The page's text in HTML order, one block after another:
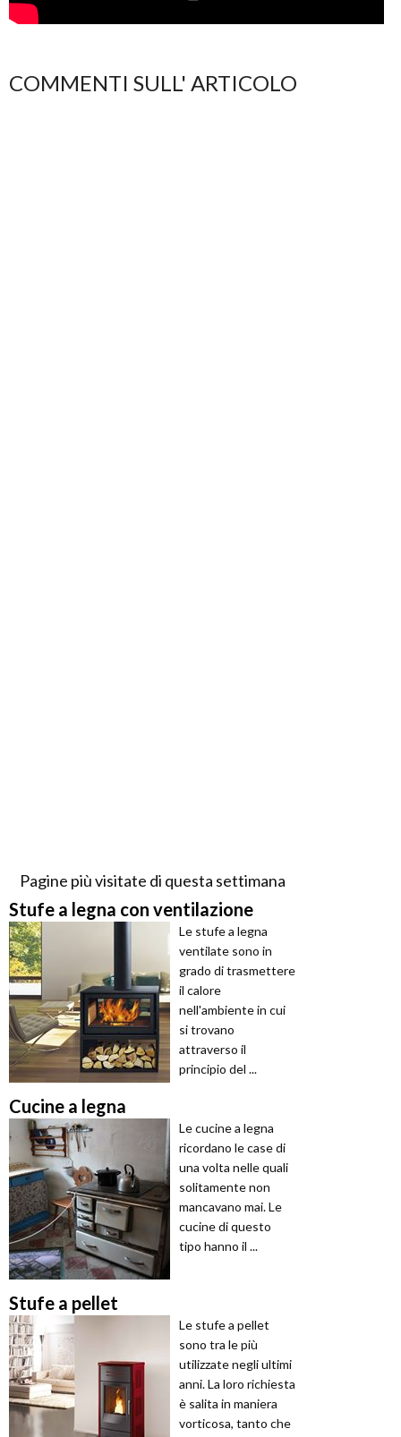
COMMENTI SULL' ARTICOLO
Pagine più visitate di questa settimana
Stufe a legna con ventilazione
Le stufe a legna
ventilate sono in
grado di trasmettere
il calore
nell'ambiente in cui
si trovano
attraverso il
principio del ...
Cucine a legna
Le cucine a legna
ricordano le case di
una volta nelle quali
solitamente non
mancavano mai. Le
cucine di questo
tipo hanno il ...
Stufe a pellet
Le stufe a pellet
sono tra le più
utilizzate negli ultimi
anni. La loro richiesta
è salita in maniera
vorticosa, tanto che